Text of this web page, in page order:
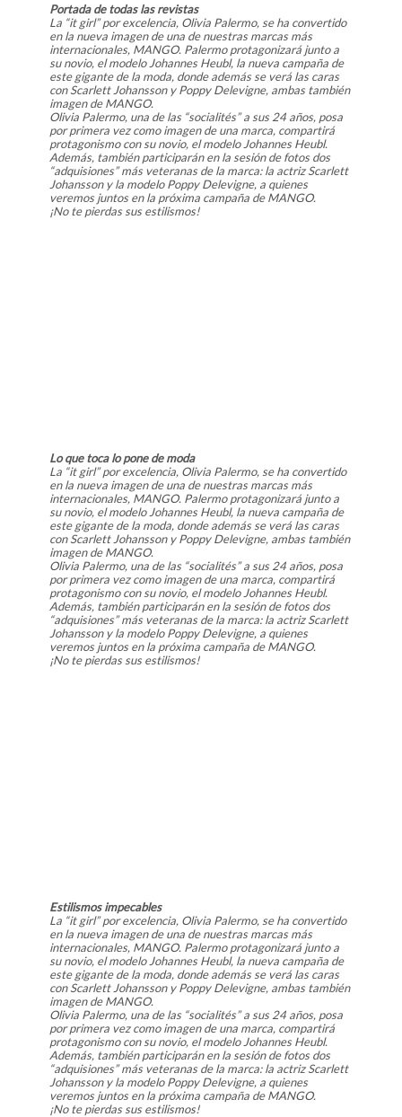
Portada de todas las revistas
La “it girl” por excelencia, Olivia Palermo, se ha convertido
en la nueva imagen de una de nuestras marcas más
internacionales, MANGO. Palermo protagonizará junto a
su novio, el modelo Johannes Heubl, la nueva campaña de
este gigante de la moda, donde además se verá las caras
con Scarlett Johansson y Poppy Delevigne, ambas también
imagen de MANGO.
Olivia Palermo, una de las “socialités” a sus 24 años, posa
por primera vez como imagen de una marca, compartirá
protagonismo con su novio, el modelo Johannes Heubl.
Además, también participarán en la sesión de fotos dos
“adquisiones” más veteranas de la marca: la actriz Scarlett
Johansson y la modelo Poppy Delevigne, a quienes
veremos juntos en la próxima campaña de MANGO.
¡No te pierdas sus estilismos!
Lo que toca lo pone de moda
La “it girl” por excelencia, Olivia Palermo, se ha convertido
en la nueva imagen de una de nuestras marcas más
internacionales, MANGO. Palermo protagonizará junto a
su novio, el modelo Johannes Heubl, la nueva campaña de
este gigante de la moda, donde además se verá las caras
con Scarlett Johansson y Poppy Delevigne, ambas también
imagen de MANGO.
Olivia Palermo, una de las “socialités” a sus 24 años, posa
por primera vez como imagen de una marca, compartirá
protagonismo con su novio, el modelo Johannes Heubl.
Además, también participarán en la sesión de fotos dos
“adquisiones” más veteranas de la marca: la actriz Scarlett
Johansson y la modelo Poppy Delevigne, a quienes
veremos juntos en la próxima campaña de MANGO.
¡No te pierdas sus estilismos!
Estilismos impecables
La “it girl” por excelencia, Olivia Palermo, se ha convertido
en la nueva imagen de una de nuestras marcas más
internacionales, MANGO. Palermo protagonizará junto a
su novio, el modelo Johannes Heubl, la nueva campaña de
este gigante de la moda, donde además se verá las caras
con Scarlett Johansson y Poppy Delevigne, ambas también
imagen de MANGO.
Olivia Palermo, una de las “socialités” a sus 24 años, posa
por primera vez como imagen de una marca, compartirá
protagonismo con su novio, el modelo Johannes Heubl.
Además, también participarán en la sesión de fotos dos
“adquisiones” más veteranas de la marca: la actriz Scarlett
Johansson y la modelo Poppy Delevigne, a quienes
veremos juntos en la próxima campaña de MANGO.
¡No te pierdas sus estilismos!